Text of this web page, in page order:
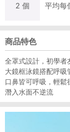
2 個 平均每
商品特色
全罩式設計，初學者
大鏡框泳鏡搭配呼吸
口鼻皆可呼吸，輕鬆